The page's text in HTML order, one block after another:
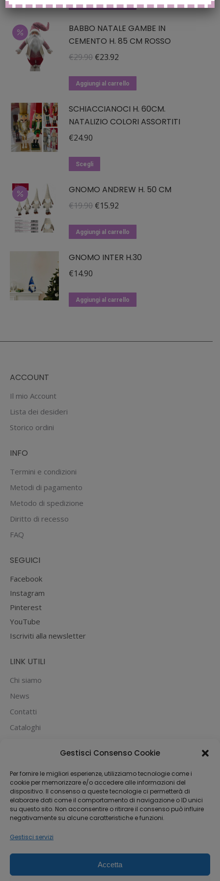
Gestisci Consenso Cookie
Per fornire le migliori esperienze, utilizziamo tecnologie come i
cookie per memorizzare e/o accedere alle informazioni del
dispositivo. Il consenso a queste tecnologie ci permetterà di
elaborare dati come il comportamento di navigazione o ID unici
su questo sito. Non acconsentire o ritirare il consenso può influire
negativamente su alcune caratteristiche e funzioni.
Gestisci servizi
Accetta
originale
€12.90.
attuale
€11.61.
Aggiungi al carrello
BABBO NATALE GAMBE IN
CEMENTO H. 85 CM ROSSO
€29.90 Il
originale
€29.90.
€23.92
attuale
€23.92.
Aggiungi al carrello
SCHIACCIANOCI H. 60CM.
NATALIZIO COLORI ASSORTITI
€24.90
Scegli
ha
più
Le
possono
nella
pagina
GNOMO ANDREW H. 50 CM
€19.90 Il
originale
€19.90.
€15.92
attuale
€15.92.
Aggiungi al carrello
GNOMO INTER H.30
€14.90
Aggiungi al carrello
ACCOUNT
Il mio Account
Lista dei desideri
Storico ordini
INFO
Termini e condizioni
Metodi di pagamento
Metodo di spedizione
Diritto di recesso
FAQ
SEGUICI
Facebook
Instagram
Pinterest
YouTube
Iscriviti alla newsletter
LINK UTILI
Chi siamo
News
Contatti
Cataloghi
PUOI PAGARE CON:
Dream-Theme — trulypremium WordPress